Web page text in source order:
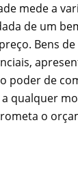
mede a
de um
Bens
poder de
qualquer
o